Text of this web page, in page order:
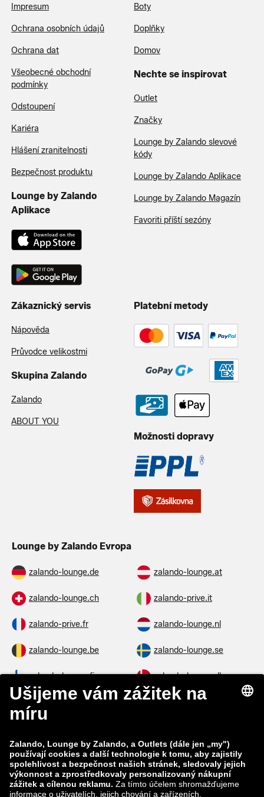
Impresum
Ochrana osobních údajů
Ochrana dat
Všeobecné obchodní
podmínky
Odstoupení
Kariéra
Hlášení zranitelnosti
Bezpečnost produktu
Lounge by Zalando
Aplikace
Boty
Doplňky
Domov
Nechte se inspirovat
Outlet
Značky
Lounge by Zalando slevové
kódy
Lounge by Zalando Aplikace
Lounge by Zalando Magazín
Favoriti příští sezóny
Zákaznický servis
Nápověda
Průvodce velikostmi
Skupina Zalando
Zalando
ABOUT YOU
Platební metody
Možnosti dopravy
Lounge by Zalando Evropa
zalando-lounge.de zalando-lounge.at
zalando-lounge.ch zalando-prive.it
zalando-prive.fr zalando-lounge.nl
zalando-lounge.be zalando-lounge.se
zalando-lounge.fi zalando-lounge.dk
zalando-lounge.co.uk zalando-lounge.pl
zalando-lounge.lt zalando-lounge.sk
zalando-lounge.ro zalando-lounge.hr